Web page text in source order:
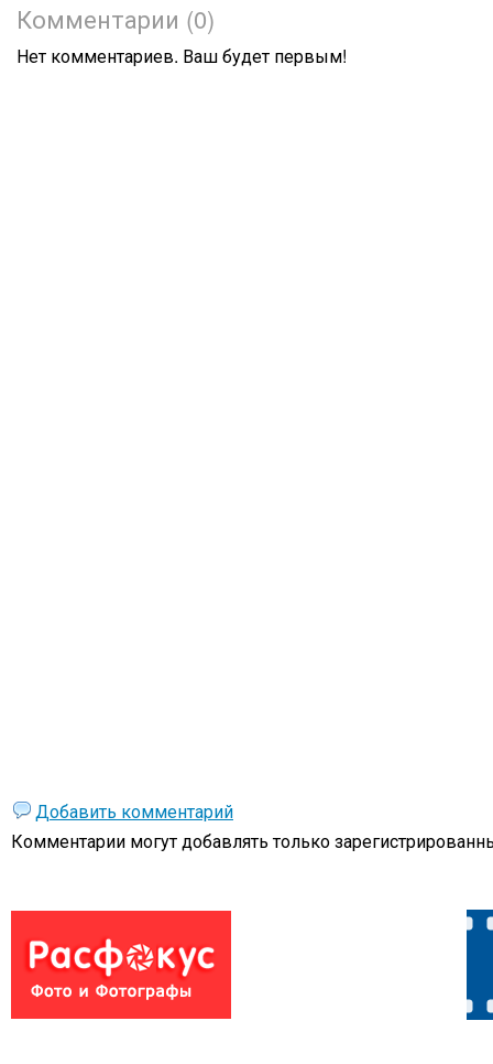
Комментарии (0)
Нет комментариев. Ваш будет первым!
Добавить комментарий
Комментарии могут добавлять только